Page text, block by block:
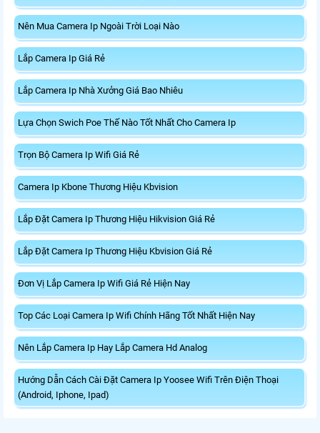
Nên Mua Camera Ip Ngoài Trời Loại Nào
Lắp Camera Ip Giá Rẻ
Lắp Camera Ip Nhà Xưởng Giá Bao Nhiêu
Lựa Chọn Swich Poe Thế Nào Tốt Nhất Cho Camera Ip
Trọn Bộ Camera Ip Wifi Giá Rẻ
Camera Ip Kbone Thương Hiệu Kbvision
Lắp Đặt Camera Ip Thương Hiệu Hikvision Giá Rẻ
Lắp Đặt Camera Ip Thương Hiệu Kbvision Giá Rẻ
Đơn Vị Lắp Camera Ip Wifi Giá Rẻ Hiện Nay
Top Các Loại Camera Ip Wifi Chính Hãng Tốt Nhất Hiện Nay
Nên Lắp Camera Ip Hay Lắp Camera Hd Analog
Hướng Dẫn Cách Cài Đặt Camera Ip Yoosee Wifi Trên Điện Thoại
(Android, Iphone, Ipad)